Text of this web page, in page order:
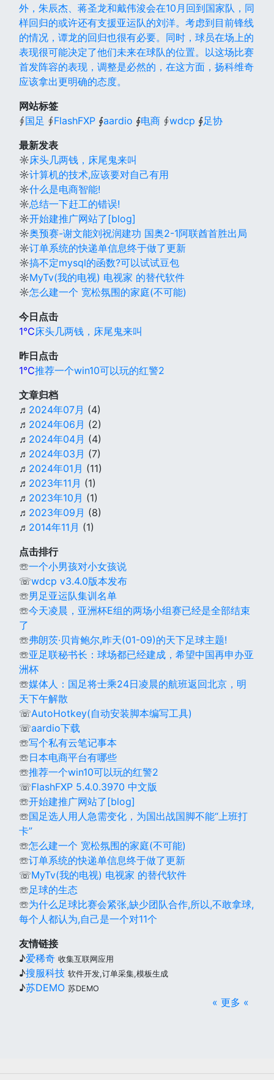
外，朱辰杰、蒋圣龙和戴伟浚会在10月回到国家队，同
样回归的或许还有支援亚运队的刘洋。考虑到目前锋线
的情况，谭龙的回归也很有必要。同时，球员在场上的
表现很可能决定了他们未来在球队的位置。以这场比赛
首发阵容的表现，调整是必然的，在这方面，扬科维奇
应该拿出更明确的态度。
网站标签
∮国足 ∮FlashFXP ∮aardio ∮电商 ∮wdcp ∮足协
最新发表
☼床头几两钱，床尾鬼来叫
☼计算机的技术,应该要对自己有用
☼什么是电商智能!
☼总结一下赶工的错误!
☼开始建推广网站了[blog]
☼奥预赛-谢文能刘祝润建功 国奥2-1阿联酋首胜出局
☼订单系统的快递单信息终于做了更新
☼搞不定mysql的函数?可以试试豆包
☼MyTv(我的电视) 电视家 的替代软件
☼怎么建一个 宽松氛围的家庭(不可能)
今日点击
1℃床头几两钱，床尾鬼来叫
昨日点击
1℃推荐一个win10可以玩的红警2
文章归档
♬ 2024年07月 (4)
♬ 2024年06月 (2)
♬ 2024年04月 (4)
♬ 2024年03月 (7)
♬ 2024年01月 (11)
♬ 2023年11月 (1)
♬ 2023年10月 (1)
♬ 2023年09月 (8)
♬ 2014年11月 (1)
点击排行
☏一个小男孩对小女孩说
☏wdcp v3.4.0版本发布
☏男足亚运队集训名单
☏今天凌晨，亚洲杯E组的两场小组赛已经是全部结束
了
☏弗朗茨·贝肯鲍尔,昨天(01-09)的天下足球主题!
☏亚足联秘书长：球场都已经建成，希望中国再申办亚
洲杯
☏媒体人：国足将士乘24日凌晨的航班返回北京，明
天下午解散
☏AutoHotkey(自动安装脚本编写工具)
☏aardio下载
☏写个私有云笔记事本
☏日本电商平台有哪些
☏推荐一个win10可以玩的红警2
☏FlashFXP 5.4.0.3970 中文版
☏开始建推广网站了[blog]
☏国足选人用人急需变化，为国出战国脚不能“上班打
卡”
☏怎么建一个 宽松氛围的家庭(不可能)
☏订单系统的快递单信息终于做了更新
☏MyTv(我的电视) 电视家 的替代软件
☏足球的生态
☏为什么足球比赛会紧张,缺少团队合作,所以,不敢拿球,
每个人都认为,自己是一个对11个
友情链接
♪爱稀奇 收集互联网应用
♪搜服科技 软件开发,订单采集,模板生成
♪苏DEMO 苏DEMO
« 更多 «